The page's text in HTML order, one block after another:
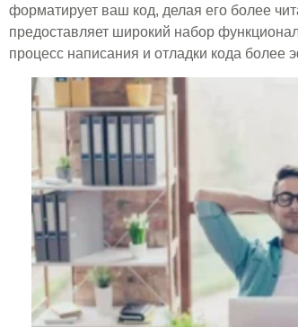
форматирует ваш код, делая его более
предоставляет широкий набор
процесс написания и отладки кода более